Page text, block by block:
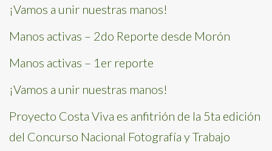
¡Vamos a unir nuestras manos!
Manos activas – 2do Reporte desde Morón
Manos activas – 1er reporte
¡Vamos a unir nuestras manos!
Proyecto Costa Viva es anfitrión de la 5ta edición
del Concurso Nacional Fotografía y Trabajo